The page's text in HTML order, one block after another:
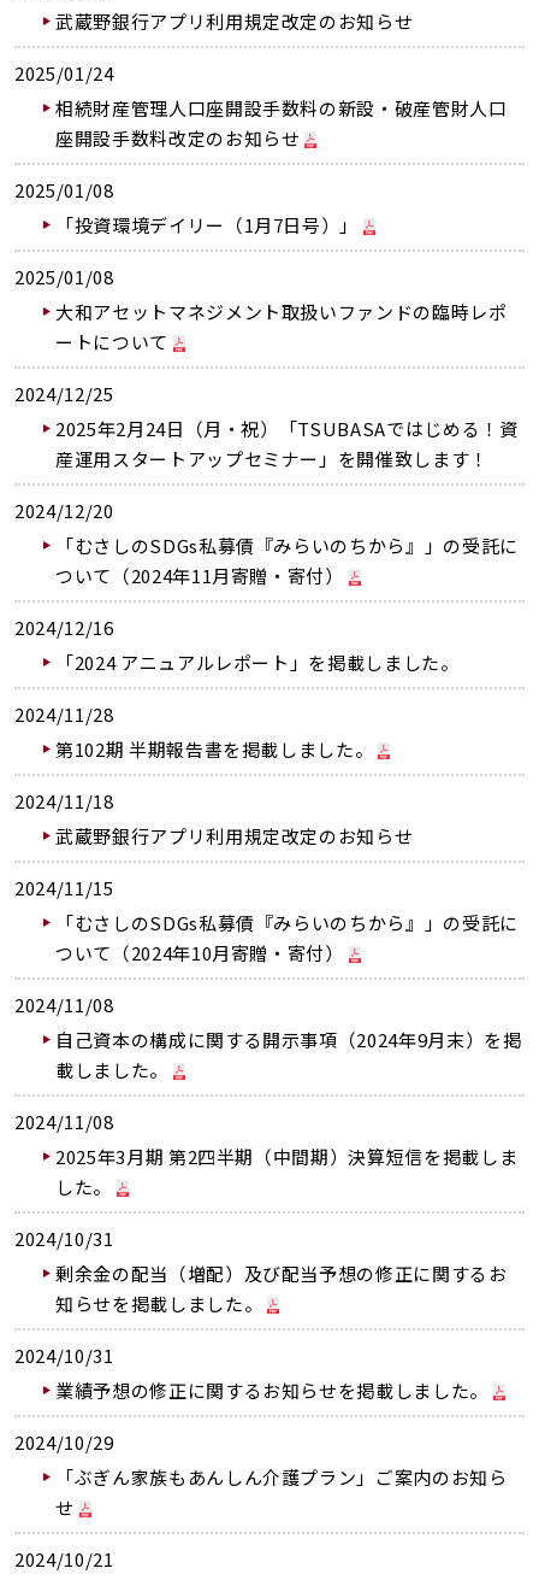
武蔵野銀行アプリ利用規定改定のお知らせ
2025/01/24
相続財産管理人口座開設手数料の新設・破産管財人口
座開設手数料改定のお知らせ
2025/01/08
「投資環境デイリー（1月7日号）」
2025/01/08
大和アセットマネジメント取扱いファンドの臨時レポ
ートについて
2024/12/25
2025年2月24日（月・祝）「TSUBASAではじめる！資
産運用スタートアップセミナー」を開催致します！
2024/12/20
「むさしのSDGs私募債『みらいのちから』」の受託に
ついて（2024年11月寄贈・寄付）
2024/12/16
「2024 アニュアルレポート」を掲載しました。
2024/11/28
第102期 半期報告書を掲載しました。
2024/11/18
武蔵野銀行アプリ利用規定改定のお知らせ
2024/11/15
「むさしのSDGs私募債『みらいのちから』」の受託に
ついて（2024年10月寄贈・寄付）
2024/11/08
自己資本の構成に関する開示事項（2024年9月末）を掲
載しました。
2024/11/08
2025年3月期 第2四半期（中間期）決算短信を掲載しま
した。
2024/10/31
剰余金の配当（増配）及び配当予想の修正に関するお
知らせを掲載しました。
2024/10/31
業績予想の修正に関するお知らせを掲載しました。
2024/10/29
「ぶぎん家族もあんしん介護プラン」ご案内のお知ら
せ
2024/10/21